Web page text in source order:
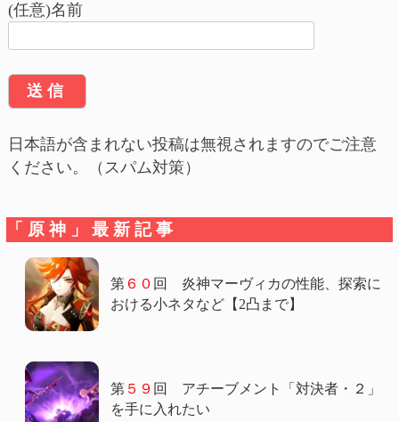
ン
(任意)名前
日本語が含まれない投稿は無視されますのでご注意
ください。（スパム対策）
「原神」最新記事
第６０ 回 炎神マーヴィカの性能、探索に
おける小ネタなど【2凸まで】
第５９ 回 アチーブメント「対決者・２」
を手に入れたい